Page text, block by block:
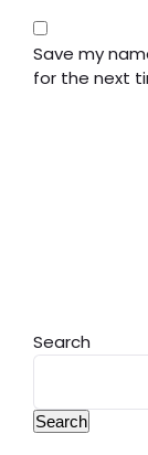
Save my
for the next
Search
Search